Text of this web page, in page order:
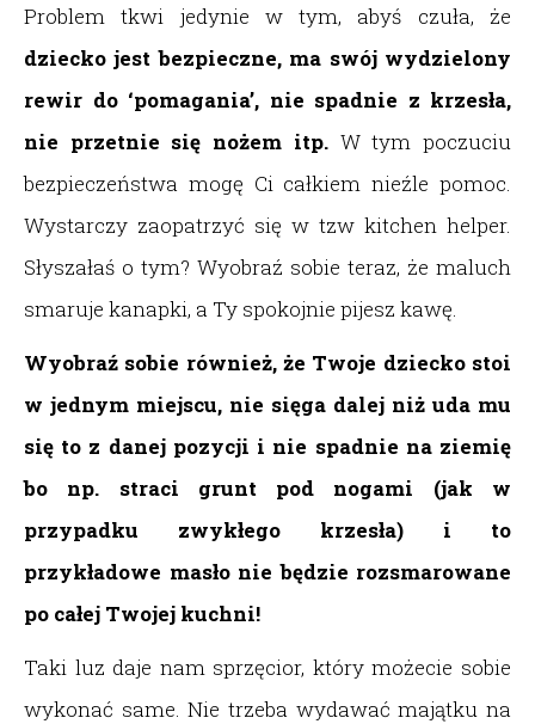
Problem tkwi jedynie w tym, abyś czuła, że
dziecko jest bezpieczne, ma swój wydzielony
rewir do ‘pomagania’, nie spadnie z krzesła,
nie przetnie się nożem itp.W tym poczuciu
bezpieczeństwa mogę Ci całkiem nieźle pomoc.
Wystarczy zaopatrzyć się w tzw kitchen helper.
Słyszałaś o tym? Wyobraź sobie teraz, że maluch
smaruje kanapki, a Ty spokojnie pijesz kawę.
Wyobraź sobie również, że Twoje dziecko stoi
w jednym miejscu, nie sięga dalej niż uda mu
się to z danej pozycji i nie spadnie na ziemię
bo np. straci grunt pod nogami (jak w
przypadku zwykłego krzesła) i to
przykładowe masło nie będzie rozsmarowane
po całej Twojej kuchni!
Taki luz daje nam sprzęcior, który możecie sobie
wykonać same. Nie trzeba wydawać majątku na